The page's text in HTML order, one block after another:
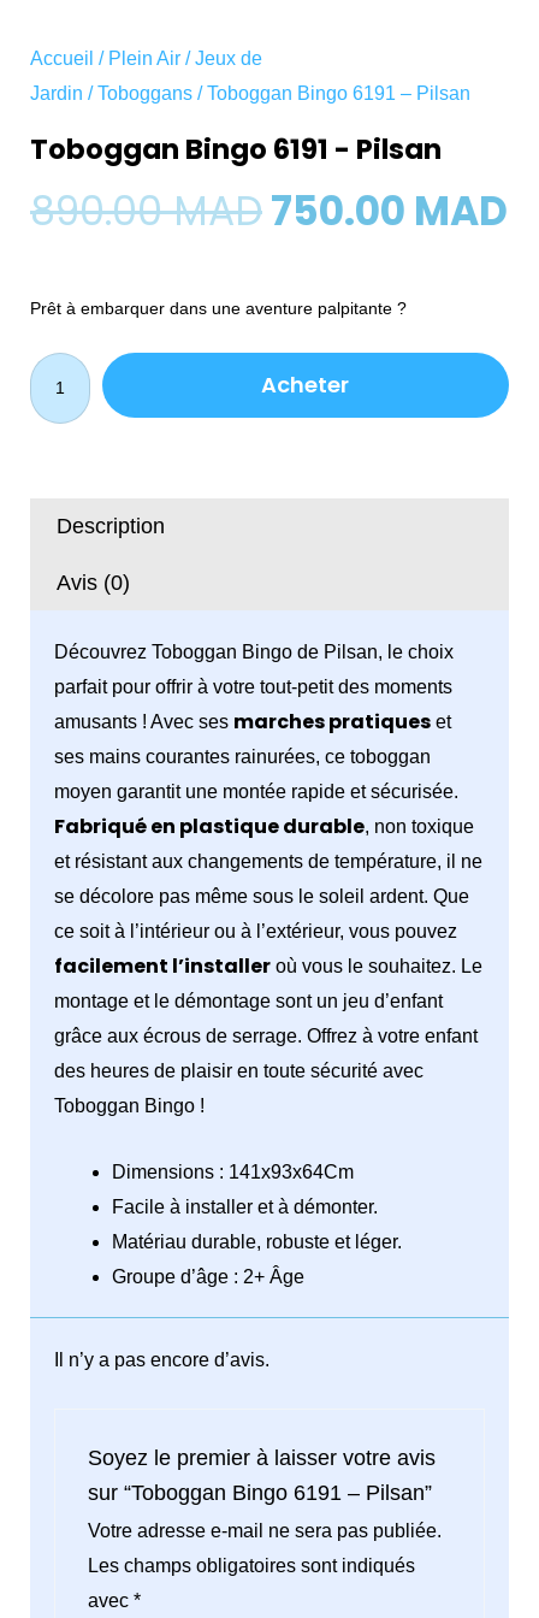
Accueil / Plein Air /Jeux de
Jardin /Toboggans / Toboggan Bingo 6191 – Pilsan
Toboggan Bingo 6191 - Pilsan
890.00MADLe
initial
était :
750.00 MAD
Prêt à embarquer dans une aventure palpitante ?
quantité
de
Toboggan
Acheter
Description
Avis (0)
Découvrez Toboggan Bingo de Pilsan, le choix
parfait pour offrir à votre tout-petit des moments
amusants ! Avec ses marches pratiques et
ses mains courantes rainurées, ce toboggan
moyen garantit une montée rapide et sécurisée.
Fabriqué en plastique durable, non toxique
et résistant aux changements de température, il ne
se décolore pas même sous le soleil ardent. Que
ce soit à l’intérieur ou à l’extérieur, vous pouvez
facilement l’installer où vous le souhaitez. Le
montage et le démontage sont un jeu d’enfant
grâce aux écrous de serrage. Offrez à votre enfant
des heures de plaisir en toute sécurité avec
Toboggan Bingo !
Dimensions : 141x93x64Cm
Facile à installer et à démonter.
Matériau durable, robuste et léger.
Groupe d’âge : 2+ Âge
Il n’y a pas encore d’avis.
Soyez le premier à laisser votre avis
sur “Toboggan Bingo 6191 – Pilsan”
Votre adresse e-mail ne sera pas publiée.
Les champs obligatoires sont indiqués
avec *